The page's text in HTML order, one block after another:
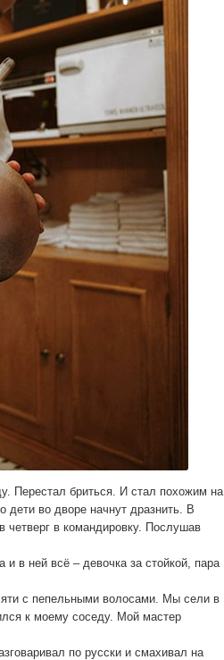
Перестал бриться. И стал похожим на
дети во дворе начнут дразнить. В
в командировку. Послушав
в ней всё – девочка за стойкой, пара
с пепельными волосами. Мы сели в
к моему соседу. Мой мастер
по русски и смахивал на